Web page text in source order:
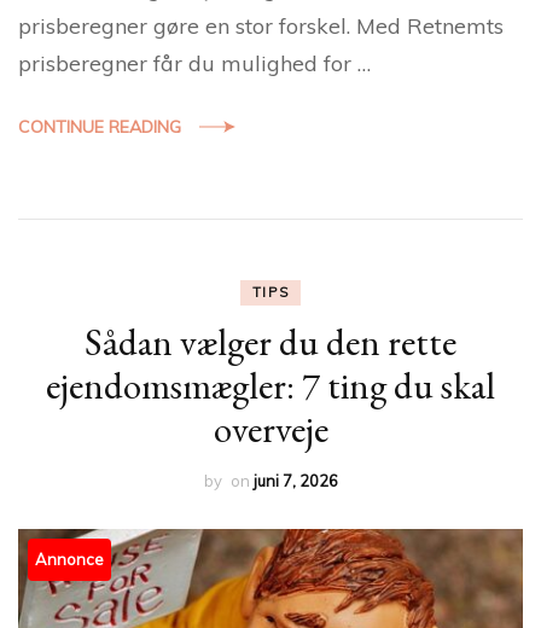
prisberegner gøre en stor forskel. Med Retnemts
prisberegner får du mulighed for …
CONTINUE READING
TIPS
Sådan vælger du den rette
ejendomsmægler: 7 ting du skal
overveje
by on juni 7, 2026
Annonce